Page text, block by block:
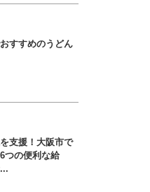
すすめのうどん
支援！大阪市で
つの便利な給